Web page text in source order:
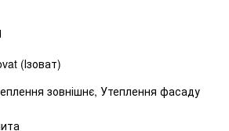
(Ізоват)
зовнішнє, Утеплення фасаду